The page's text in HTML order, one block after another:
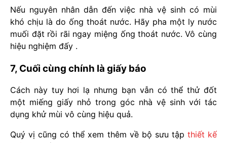
Nếu nguyên nhân dẫn đến việc nhà vệ sinh có mùi
khó chịu là do ống thoát nước. Hãy pha một ly nước
muối đặt rồi rãi ngay miệng ống thoát nước. Vô cùng
hiệu nghiệm đấy .
7, Cuối cùng chính là giấy báo
Cách này tuy hơi lạ nhưng bạn vẫn có thể thử đốt
một miếng giấy nhỏ trong góc nhà vệ sinh với tác
dụng khử mùi vô cùng hiệu quả.
Quý vị cũng có thể xem thêm về bộ sưu tập thiết kế